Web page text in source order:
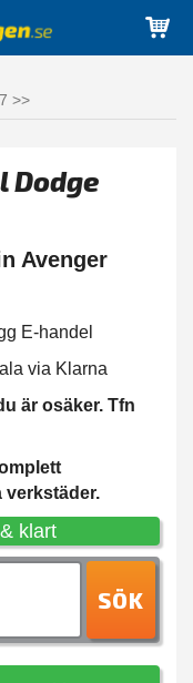
>>
Dodge
Avenger
E-handel
via Klarna
är osäker. Tfn
verkstäder.
klart
SÖK